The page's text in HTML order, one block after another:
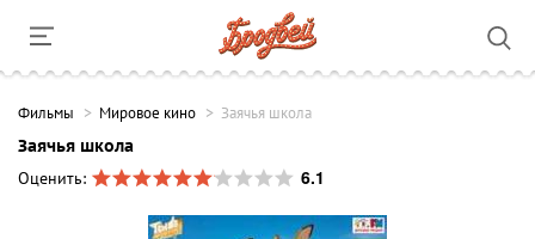
Фильмы Мировое кино Заячья школа
Заячья школа
Оценить:
6.1